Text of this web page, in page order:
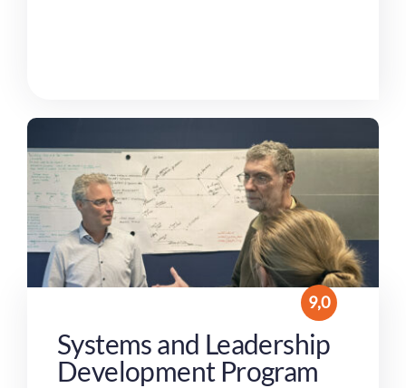
9,0
Systems and Leadership
Development Program